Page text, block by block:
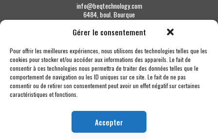
Gérer le consentement
Pour offrir les meilleures expériences, nous utilisons des technologies telles que les
cookies pour stocker et/ou accéder aux informations des appareils. Le fait de
consentir à ces technologies nous permettra de traiter des données telles que le
comportement de navigation ou les ID uniques sur ce site. Le fait de ne pas
consentir ou de retirer son consentement peut avoir un effet négatif sur certaines
caractéristiques et fonctions.
Accepter
info@beqtechnology.com
6484, boul. Bourque
Sherbrooke QC J1N 1H3
1 844 427-7800